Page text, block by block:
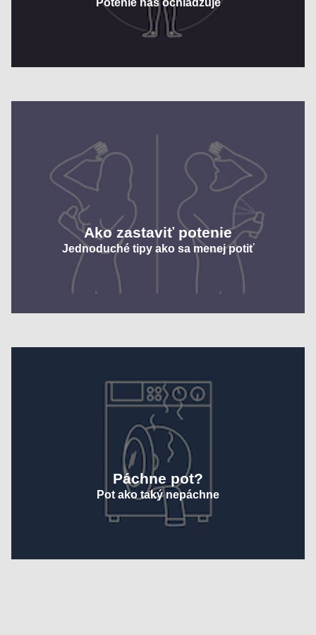
Potenie nás ochladzuje
Ako zastaviť potenie
Jednoduché tipy ako sa menej potiť
Páchne pot?
Pot ako taký nepáchne